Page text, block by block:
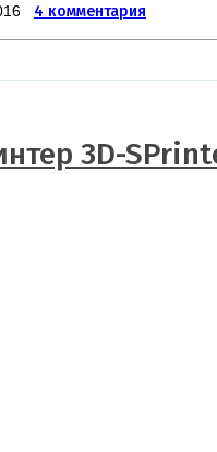
4 комментария
3D-